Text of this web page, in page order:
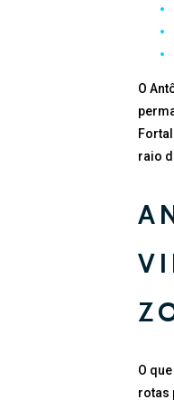
O
raio
O
rotas